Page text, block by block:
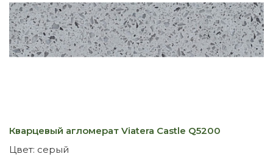
Кварцевый агломерат Viatera Castle Q5200
Цвет: серый